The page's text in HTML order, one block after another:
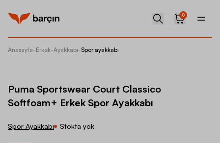
0
Anasayfa-Erkek-Ayakkabı-Spor ayakkabı
Puma Sportswear Court Classico
Softfoam+ Erkek Spor Ayakkabı
Spor Ayakkabı Stokta yok